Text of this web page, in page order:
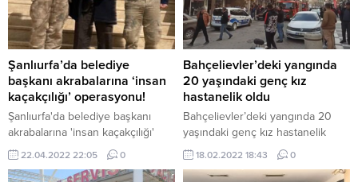
araba, telefon vb. ürünler
verileceğini iddia eden asılsız
içeriklere ve sahte linklere dikkat.
Şüpheli bağlantılara tıklamaktan
kaçının. Kişisel veya finansal
bilgilerinizi paylaşmayın, herhangi
bir form...
Şanlıurfa’da belediye
başkanı akrabalarına ‘insan
kaçakçılığı’ operasyonu!
Şanlıurfa'da belediye başkanı
akrabalarına 'insan kaçakçılığı'
operasyonu!
22.04.2022 22:05 0
Bahçelievler’deki yangında
20 yaşındaki genç kız
hastanelik oldu
Bahçelievler’deki yangında 20
yaşındaki genç kız hastanelik
oldu18.02.2022 18:43 0